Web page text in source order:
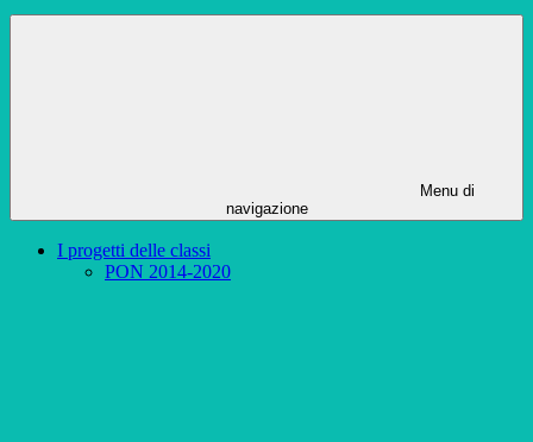
Menu di
navigazione
I progetti delle classi
PON 2014-2020